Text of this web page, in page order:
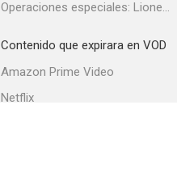
Operaciones especiales: Lioness
Contenido que expirara en VOD
Amazon Prime Video
Netflix